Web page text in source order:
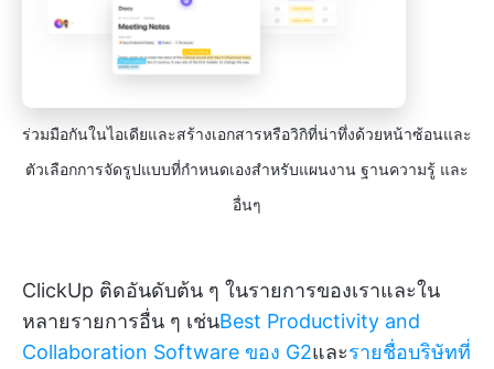
ร่วมมือกันในไอเดียและสร้างเอกสารหรือวิกิที่น่าทึ่งด้วยหน้าซ้อนและ
ตัวเลือกการจัดรูปแบบที่กำหนดเองสำหรับแผนงาน ฐานความรู้ และ
อื่นๆ
ClickUp ติดอันดับต้น ๆ ในรายการของเราและใน
หลายรายการอื่น ๆ เช่นBest Productivity and
Collaboration Software ของ G2และรายชื่อบริษัทที่